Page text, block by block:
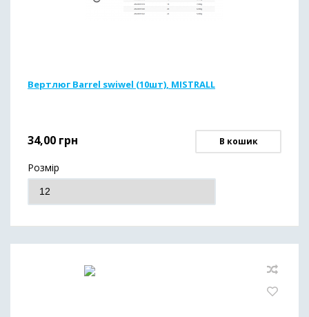
Вертлюг Barrel swiwel (10шт), MISTRALL
34,00 грн В кошик
Розмір